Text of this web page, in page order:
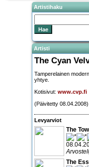
Artistihaku
Artisti
The Cyan
Tamperelainen
yhtye.
Kotisivut: www.cvp.fi
(Päivitetty 08.04.2008)
Levyarviot
The
The